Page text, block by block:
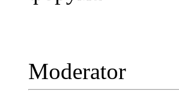
Moderator